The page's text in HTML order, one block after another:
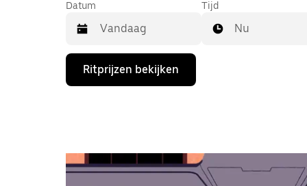
Datum
Druk
de
te
openen
Tijd
Nu
Ritprijzen bekijken